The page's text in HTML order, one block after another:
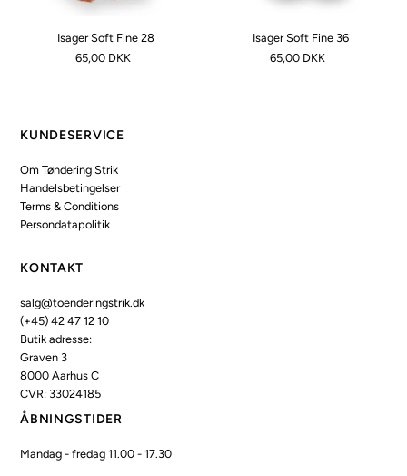
Isager Soft Fine 28
65,00 DKK
Isager Soft Fine 36
65,00 DKK
KUNDESERVICE
Om Tøndering Strik
Handelsbetingelser
Terms & Conditions
Persondatapolitik
KONTAKT
salg@toenderingstrik.dk
(+45) 42 47 12 10
Butik adresse:
Graven 3
8000 Aarhus C
CVR: 33024185
ÅBNINGSTIDER
Mandag - fredag 11.00 - 17.30